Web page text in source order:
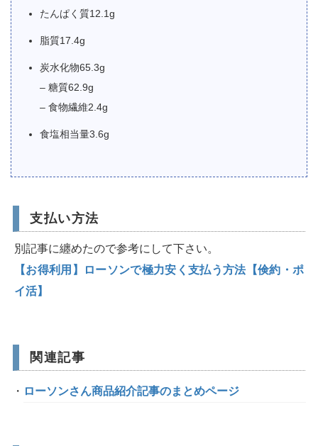
たんぱく質12.1g
脂質17.4g
炭水化物65.3g
– 糖質62.9g
– 食物繊維2.4g
食塩相当量3.6g
支払い方法
別記事に纏めたので参考にして下さい。
【お得利用】ローソンで極力安く支払う方法【倹約・ポ
イ活】
関連記事
ローソンさん商品紹介記事のまとめページ